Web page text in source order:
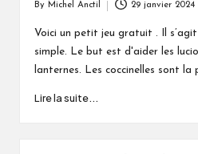
by
By Michel Anctil 29 janvier 2024
Voici un petit jeu gratuit . Il
simple. Le but est d'aider les
lanternes. Les coccinelles sont la
Lire la suite...